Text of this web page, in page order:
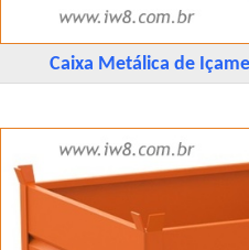
Caixa Metálica de